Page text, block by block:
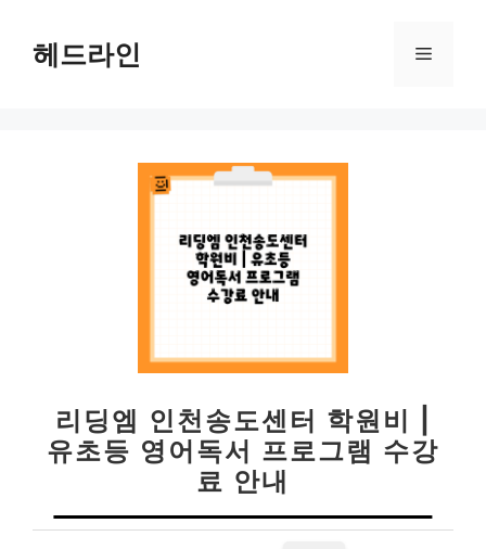
헤드라인 메
리딩엠 인천송도센터 학원비 |
유초등 영어독서 프로그램 수강
료 안내